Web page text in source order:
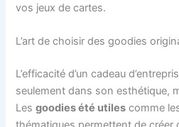
vos jeux de cartes.
L’art de choisir des goodies
L’efficacité d’un cadeau
seulement dans son esthétique,
Lesgoodies été utiles comme